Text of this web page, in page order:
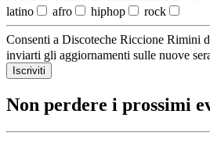
latino
afro hiphop rock
Consenti a Discoteche Riccione Rimini
inviarti gli aggiornamenti sulle nuove
Iscriviti
Non perdere i prossimi